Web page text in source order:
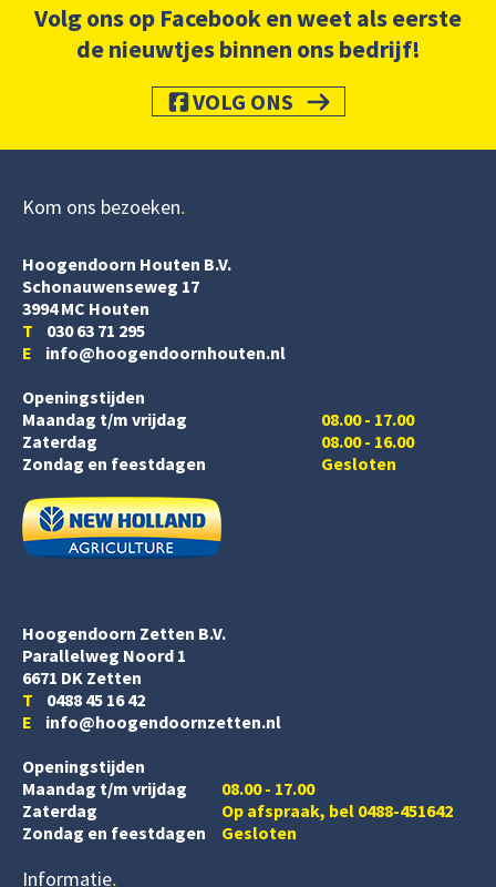
Volg ons op Facebook en weet als eerste
de nieuwtjes binnen ons bedrijf!
VOLG ONS
Kom ons bezoeken
Hoogendoorn Houten B.V.
Schonauwenseweg 17
3994 MC Houten
T 030 63 71 295
E info@hoogendoornhouten.nl
Openingstijden
Maandag t/m vrijdag
Zaterdag
08.00 - 17.00
08.00 - 16.00
Zondag en feestdagen
Gesloten
Hoogendoorn Zetten B.V.
Parallelweg Noord 1
6671 DK Zetten
T 0488 45 16 42
E info@hoogendoornzetten.nl
Openingstijden
Maandag t/m vrijdag
08.00 - 17.00
Zaterdag
Op afspraak, bel 0488-451642
Zondag en feestdagen
Gesloten
Informatie